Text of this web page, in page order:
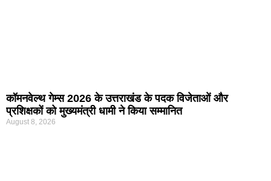
कॉमनवेल्थ गेम्स 2026 के उत्तराखंड के पदक विजेताओं और
प्रशिक्षकों को मुख्यमंत्री धामी ने किया सम्मानित
August 8, 2026